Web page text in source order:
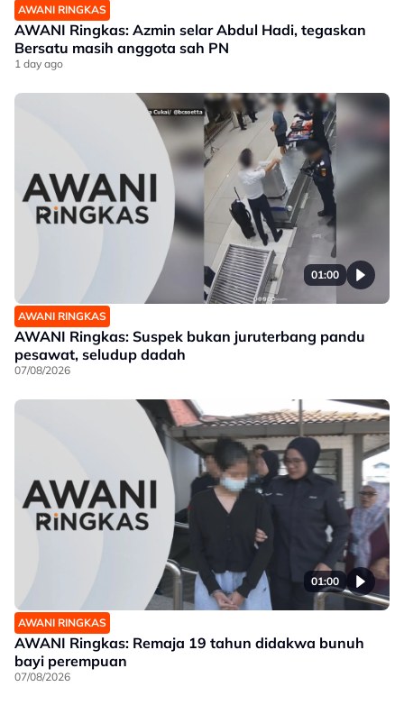
AWANI RINGKAS
AWANI Ringkas: Azmin selar Abdul Hadi, tegaskan
Bersatu masih anggota sah PN
1 day ago
01:00
AWANI RINGKAS
AWANI Ringkas: Suspek bukan juruterbang pandu
pesawat, seludup dadah
07/08/2026
01:00
AWANI RINGKAS
AWANI Ringkas: Remaja 19 tahun didakwa bunuh
bayi perempuan
07/08/2026